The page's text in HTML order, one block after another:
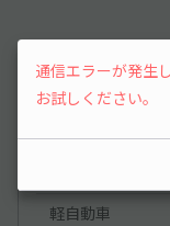
3
満足度
停めやす
軽自動車
通信エラーが発生
お試しください。